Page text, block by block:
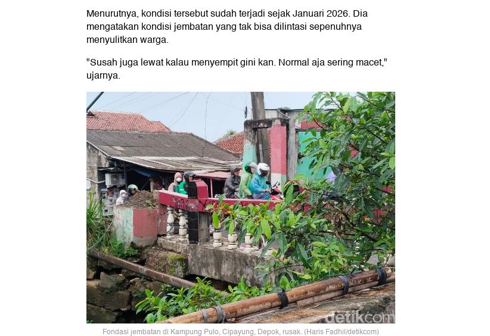
Menurutnya, kondisi tersebut sudah terjadi sejak Januari 2026. Dia
mengatakan kondisi jembatan yang tak bisa dilintasi sepenuhnya
menyulitkan warga.
"Susah juga lewat kalau menyempit gini kan. Normal aja sering macet,"
ujarnya.
Fondasi jembatan di Kampung Pulo, Cipayung, Depok, rusak. (Haris Fadhil/detikcom)